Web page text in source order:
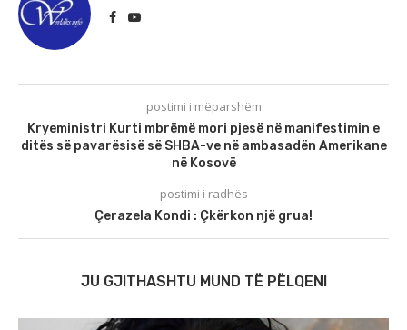
postimi i mëparshëm
Kryeministri Kurti mbrëmë mori pjesë në manifestimin e
ditës së pavarësisë së SHBA-ve në ambasadën Amerikane
në Kosovë
postimi i radhës
Çerazela Kondi : Çkërkon një grua!
JU GJITHASHTU MUND TË PËLQENI